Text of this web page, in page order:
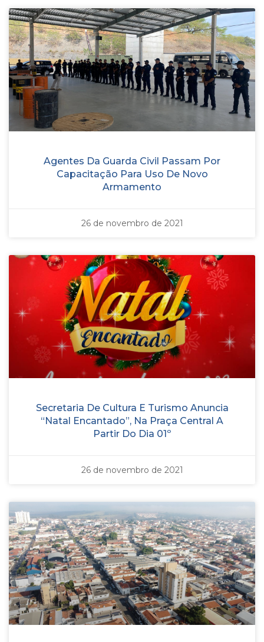
Agentes Da Guarda Civil Passam Por
Capacitação Para Uso De Novo
Armamento
26 de novembro de 2021
Secretaria De Cultura E Turismo Anuncia
“Natal Encantado”, Na Praça Central A
Partir Do Dia 01º
26 de novembro de 2021